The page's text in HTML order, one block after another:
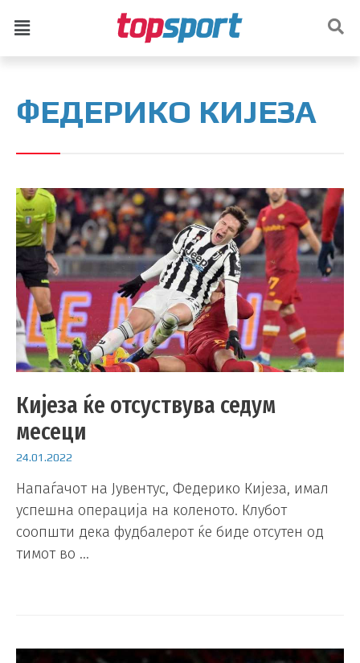
ФЕДЕРИКО КИЈЕЗА
Кијеза ќе отсуствува седум
месеци
24.01.2022
Напаѓачот на Јувентус, Федерико Кијеза, имал
успешна операција на коленото. Клубот
соопшти дека фудбалерот ќе биде отсутен од
тимот во …